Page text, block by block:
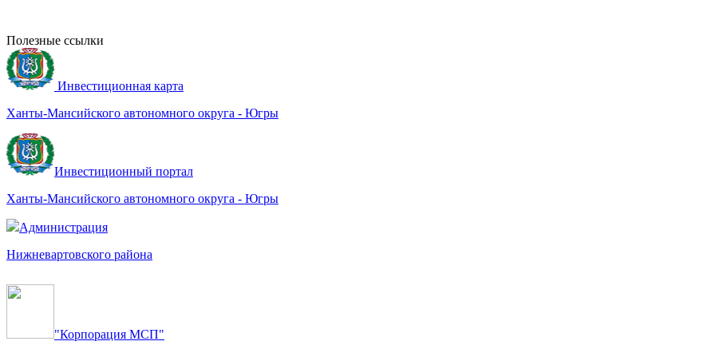
Полезные ссылки
Инвестиционная карта
Ханты-Мансийского автономного округа - Югры
Инвестиционный портал
Ханты-Мансийского автономного округа - Югры
Администрация
Нижневартовского района
"Корпорация МСП"